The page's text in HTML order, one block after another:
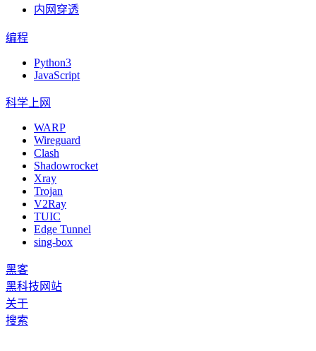
内网穿透
编程
Python3
JavaScript
科学上网
WARP
Wireguard
Clash
Shadowrocket
Xray
Trojan
V2Ray
TUIC
Edge Tunnel
sing-box
黑客
黑科技网站
关于
搜索